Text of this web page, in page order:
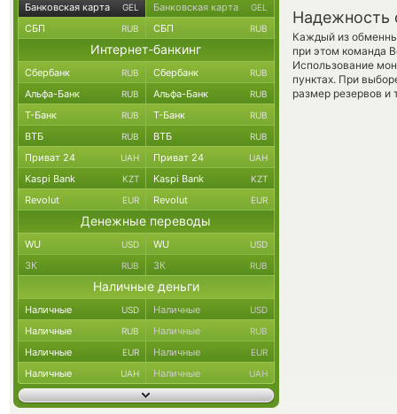
Надежность
Каждый из
при этом команда
Использование
пунктах. При
размер резервов и
Банковская карта GEL Банковская карта GEL
СБП RUB СБП RUB
Интернет-банкинг
Сбербанк RUB Сбербанк RUB
Альфа-Банк RUB Альфа-Банк RUB
Т-Банк RUB Т-Банк RUB
ВТБ RUB ВТБ RUB
Приват 24 UAH Приват 24 UAH
Kaspi Bank KZT Kaspi Bank KZT
Revolut EUR Revolut EUR
Денежные переводы
WU USD WU USD
ЗК RUB ЗК RUB
Наличные деньги
Наличные USD Наличные USD
Наличные RUB Наличные RUB
Наличные EUR Наличные EUR
Наличные UAH Наличные UAH